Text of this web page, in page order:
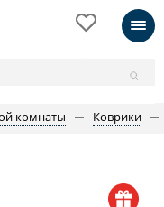
комнаты Коврики